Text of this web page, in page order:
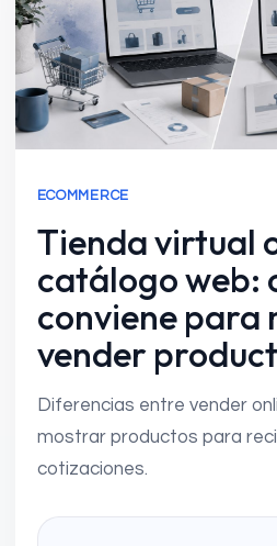
ECOMMERCE
Tienda virtual
catálogo web:
conviene para
vender
Diferencias entre vender
mostrar productos para
cotizaciones.